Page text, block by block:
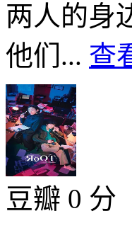
两人的身
他们... 查
豆瓣 0 分